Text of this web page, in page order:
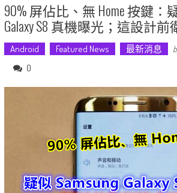
90% 屏佔比、無 Home 按鍵：
Galaxy S8 真機曝光；這設計
Android Featured News 最新消息
0